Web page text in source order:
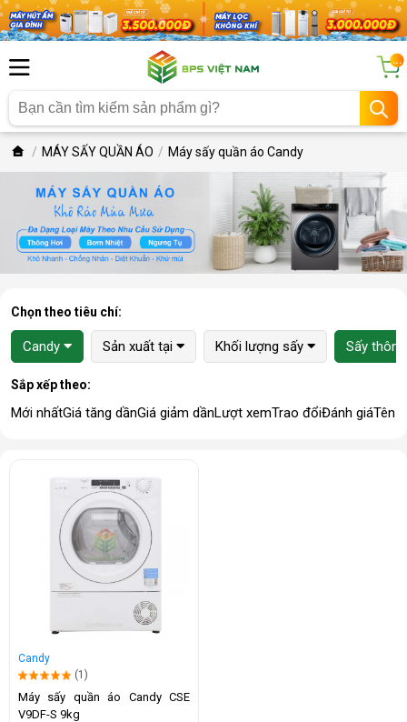
...
MÁY SẤY QUẦN ÁO Máy sấy quần áo Candy
Chọn theo tiêu chí:
Candy Sản xuất tại Khối lượng sấy Sấy
Sắp xếp theo:
Mới nhấtGiá tăng dầnGiá giảm dầnLượt xemTrao đổiĐánh giáTên
Candy
(1)
Máy sấy quần áo Candy CSE
V9DF-S 9kg